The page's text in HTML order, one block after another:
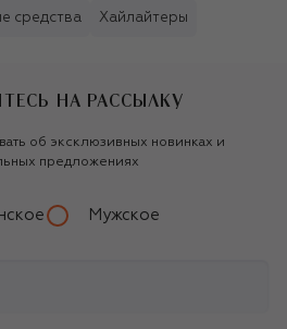
средства Хайлайтеры
НА РАССЫЛКУ
об эксклюзивных новинках и
предложениях
Мужское